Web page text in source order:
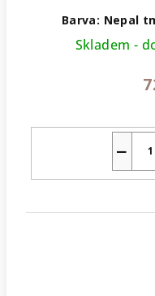
Barva: Nepal
Skladem -
−